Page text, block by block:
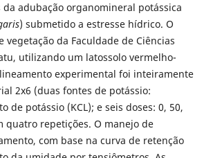
adubação organomineral potássica
) submetido a estresse hídrico. O
da Faculdade de Ciências
utilizando um latossolo vermelho-
experimental foi inteiramente
2x6 (duas fontes de potássio:
potássio (KCL); e seis doses: 0, 50,
quatro repetições. O manejo de
com base na curva de retenção